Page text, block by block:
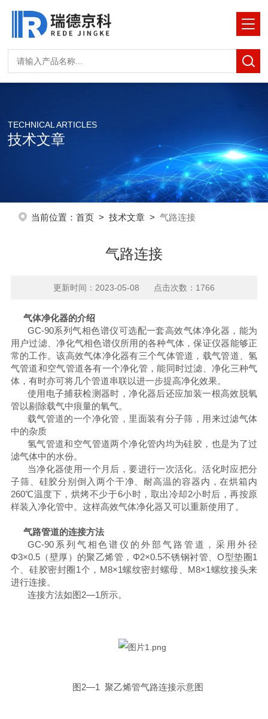
TECHNICAL ARTICLES
技术文章
当前位置： 首页> 技术文章> 气路连接
气路连接
更新时间：2023-05-08 点击次数：1766
气体净化器的介绍
GC-90系列气相色谱仪可选配一套高效气体净化器，能为
用户过滤、净化气相色谱仪所用的各种气体，保证仪器能够正
常的工作。该高效气体净化器有三个气体管道，载气管道、氢
气管道和空气管道各有一个净化管，能同时过滤、净化三种气
体，有时亦可将几个管道串联以进一步提高净化效果。
使用电子捕获检测器时，净化器后还应加装一根高效脱氧
管以剔除载气中痕量的氧气。
载气管道的一个净化管，里面装有分子筛，用来过滤气体
中的杂质
氢气管道和空气管道两个净化管内均为硅胶，也是为了过
滤气体中的水份。
当净化器使用一个月后，要进行一次活化。活化时应把分
子筛、硅胶分别倒入两个干净、耐高温的容器内，在烘箱内
260℃温度下，烘烤不少于6小时，取出冷却2小时后，再按原
样装入净化管中。这样高效气体净化器又可以重新使用了。
气路管道的连接方法
GC-90系列气相色谱仪的外部气路管道，采用外径
Φ3×0.5（壁厚）的聚乙烯管， Φ2×0.5不锈钢衬管、O型垫圈1
个、硅胶密封圈1个， M8×1螺纹密封螺母、 M8×1螺纹接头来
进行连接。
连接方法如图2—1 所示。
图2—1 聚乙烯管气路连接示意图